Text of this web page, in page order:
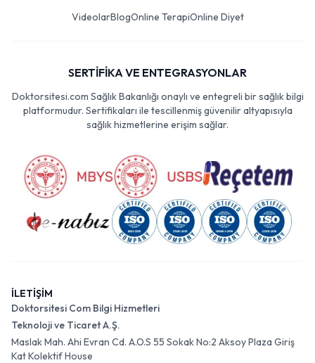
VideolarBlogOnline TerapiOnline Diyet
SERTİFİKA VE ENTEGRASYONLAR
Doktorsitesi.com Sağlık Bakanlığı onaylı ve entegreli bir sağlık bilgi
platformudur. Sertifikaları ile tescillenmiş güvenilir altyapısıyla
sağlık hizmetlerine erişim sağlar.
İLETİŞİM
Doktorsitesi Com Bilgi Hizmetleri
Teknoloji ve Ticaret A.Ş.
Maslak Mah. Ahi Evran Cd. A.O.S 55 Sokak No:2 Aksoy Plaza Giriş
Kat Kolektif House